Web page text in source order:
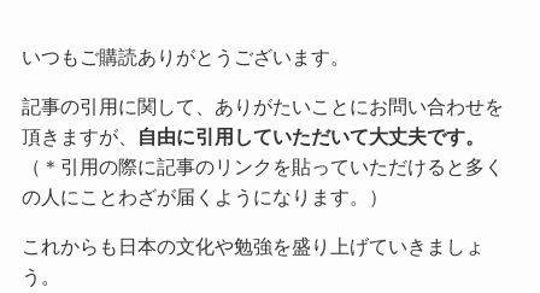
いつもご購読ありがとうございます。
記事の引用に関して、ありがたいことにお問い合わせを
頂きますが、
自由に引用していただいて大丈夫です。
（＊引用の際に記事のリンクを貼っていただけると多く
の人にことわざが届くようになります。）
これからも日本の文化や勉強を盛り上げていきましょ
う。